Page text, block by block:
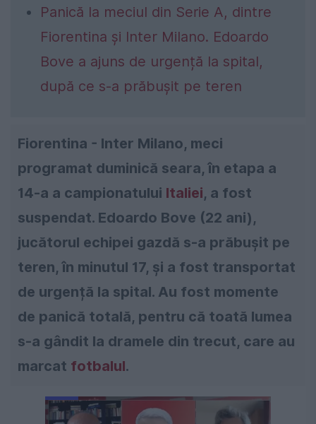
Panică la meciul din Serie A, dintre
Fiorentina și Inter Milano. Edoardo
Bove a ajuns de urgență la spital,
după ce s-a prăbușit pe teren
Fiorentina - Inter Milano, meci
programat duminică seara, în etapa a
14-a a campionatului Italiei, a fost
suspendat. Edoardo Bove (22 ani),
jucătorul echipei gazdă s-a prăbușit pe
teren, în minutul 17, și a fost transportat
de urgență la spital. Au fost momente
de panică totală, pentru că toată lumea
s-a gândit la dramele din trecut, care au
marcat fotbalul.